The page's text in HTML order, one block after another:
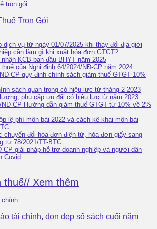
Trọn Gói
dịch vụ từ ngày 01/07/2025 khi thay đổi địa giới
cần làm gì khi xuất hóa đơn GTGT?
KCB ban đầu BHYT năm 2025
của Nghị định 64/2024/NĐ-CP năm 2024
CP quy định chính sách giảm thuế GTGT 10%
sách quan trọng có hiệu lực từ tháng 2-2023
phụ cấp ưu đãi có hiệu lực từ năm 2023.
NĐ-CP Hướng dẫn giảm thuế GTGT từ 10% về 2%
lệ phí môn bài 2022 và cách kê khai môn bài
chuyển đổi hóa đơn điện tử, hóa đơn giấy sang
tư 78/2021/TT-BTC.
CP giải pháp hỗ trợ doanh nghiệp và người dân
Covid
thuế
tài chính, dọn dẹp sổ sách cuối năm